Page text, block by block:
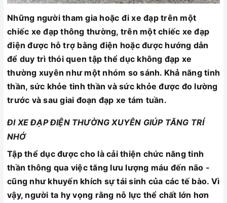
Những người tham gia hoặc đi xe đạp trên một
chiếc xe đạp thông thường, trên một chiếc xe đạp
điện được hỗ trợ bằng điện hoặc được hướng dẫn
để duy trì thói quen tập thể dục không đạp xe
thường xuyên như một nhóm so sánh. Khả năng tinh
thần, sức khỏe tinh thần và sức khỏe được đo lường
trước và sau giai đoạn đạp xe tám tuần.
ĐI XE ĐẠP ĐIỆN THƯỜNG XUYÊN GIÚP TĂNG TRÍ
NHỚ
Tập thể dục được cho là cải thiện chức năng tinh
thần thông qua việc tăng lưu lượng máu đến não -
cũng như khuyến khích sự tái sinh của các tế bào. Vì
vậy, người ta hy vọng rằng nỗ lực thể chất lớn hơn